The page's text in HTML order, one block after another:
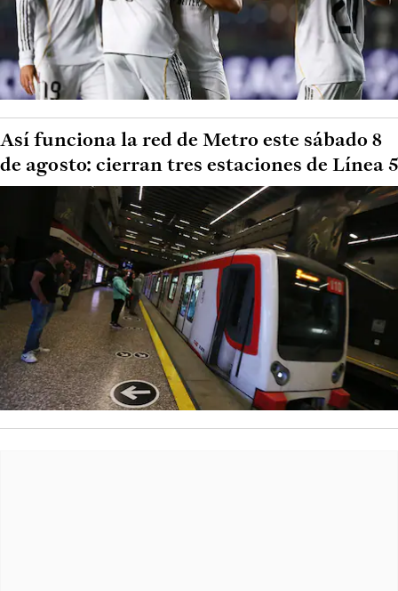
Así funciona la red de Metro este sábado 8
de agosto: cierran tres estaciones de Línea 5